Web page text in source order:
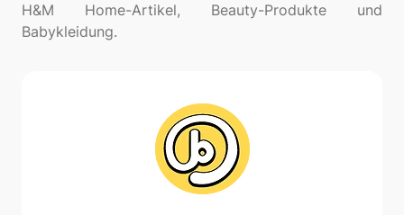
H&M Home-Artikel, Beauty-Produkte und